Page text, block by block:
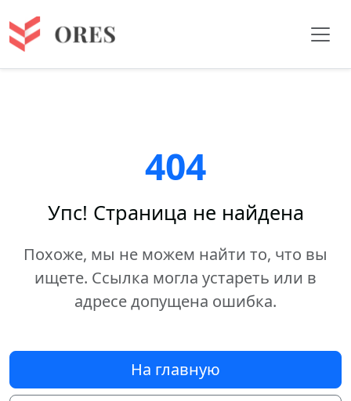
404
Упс! Страница не найдена
Похоже, мы не можем найти то, что вы
ищете. Ссылка могла устареть или в
адресе допущена ошибка.
На главную